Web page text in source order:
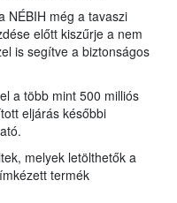
NÉBIH még a tavaszi
előtt kiszűrje a nem
is segítve a biztonságos
a több mint 500 milliós
eljárás későbbi
melyek letölthetők a
termék